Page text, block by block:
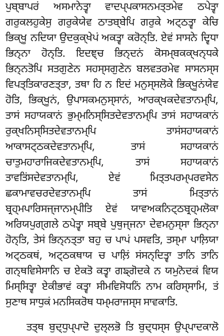
ਪੁਬ੍ਬਾਪਰਂ ਅਸਮਾਨੇਤ੍ਵਾ ਵਾਦਪ੍ਪਕਾਸਨਮਤ੍ਤਮੇਵ ਠਪੇਤ੍ਵਾ
ਗਰੁਕਲਹੁਕੇਸੁ ਗਰੁਕੇਯੇਵ ਠਾਤਬ੍ਬੇਪਿ ਗਰੁਕੇ ਅਟ੍ਠਤ੍ਵਾ ਕੇਚਿ
ਭਿਕ੍ਖੂ ਨਦਿਯਾ ਉਦਕੁਕ੍ਖੇਪਂ ਅਕਤ੍ਵਾ ਕਰੋਨ੍ਤਿ. ਏਵਂ ਸਾਸਨੇ ਦ੍ਵਿਧਾ
ਭਿਨ੍ਨਾ ਹੋਨ੍ਤਿ. ਇਦਞ੍ਚ ਭਿਨ੍ਦਨਂ ਕੋਸਮ੍ਬਕਕ੍ਖਨ੍ਧਕੇ
ਭਿਨ੍ਨਤੋਪਿ ਸਤਗੁਣੇਨ ਸਹਸ੍ਸਗੁਣੇਨ ਬਲਵਤਰਮੇਵ ਸਾਸਨਸ੍ਸ
ਵਿਪਤ੍ਤਿਕਾਰਣਤ੍ਤਾ, ਤਥਾ ਹਿ ਨ ਇਦਂ ਮਨੁਸ੍ਸਲੋਕੇ ਭਿਕ੍ਖੂਨਂਯੇਵ
ਹੋਤਿ, ਭਿਕ੍ਖੂਨਂ, ਉਪਾਸਕਮਨੁਸ੍ਸਾਨਂ, ਆਰਕ੍ਖਕਦੇਵਤਾਨਮ੍ਪਿ,
ਤਾਸਂ ਸਹਾਯਕਾਨਂ ਭੁਮ੍ਮਨਿਸ੍ਸਿਤਦੇਵਤਾਨਮ੍ਪਿ ਤਾਸਂ ਸਹਾਯਕਾਨਂ
ਰੁਕ੍ਖਨਿਸ੍ਸਿਤਦੇਵਤਾਨਮ੍ਪਿ ਤਾਸਂਸਹਾਯਕਾਨਂ
ਆਕਾਸਟ੍ਠਕਦੇਵਤਾਨਮ੍ਪਿ, ਤਾਸਂ ਸਹਾਯਕਾਨਂ
ਚਾਤੁਮਹਾਰਾਜਿਕਦੇਵਤਾਨਮ੍ਪਿ, ਤਾਸਂ ਸਹਾਯਕਾਨਂ
ਤਾਵਤਿਂਸਦੇਵਤਾਨਮ੍ਪਿ, ਏਵਂ ਮਿਤ੍ਤਪਰਮ੍ਪਰਵਸੇਨ
ਛਕਾਮਾਵਚਰਦੇਵਤਾਨਮ੍ਪਿ ਤਾਸਂ ਮਿਤ੍ਤਾਨਂ
ਬ੍ਰਹ੍ਮਪਾਰਿਸਜ੍ਜਾਨਮ੍ਪੀਤਿ ਏਵਂ ਯਾਵਅਕਨਿਟ੍ਠਬ੍ਰਹ੍ਮਲੋਕਾ
ਅਰਿਯਪੁਗ੍ਗਲੇ ਠਪੇਤ੍ਵਾ ਸਬ੍ਬੇ ਪੁਥੁਜ੍ਜਨਾ ਦੇਵਮਨੁਸ੍ਸਾ ਭਿਨ੍ਨਾ
ਹੋਨ੍ਤਿ, ਤੇਸਂ ਭਿਨ੍ਨਤ੍ਤਾ ਬਹੁ ਚ ਪਾਪਂ ਪਸਵਤਿ, ਤਸ੍ਮਾ ਪਾਲ਼ਿਯਾ
ਅਟ੍ਠਕਥਂ, ਅਟ੍ਠਕਥਾਯ ਚ ਪਾਲ਼ਿਂ ਸਂਸਨ੍ਦਿਤ੍ਵਾ ਤਾਨਿ ਤਾਨਿ
ਗਨ੍ਥਵਿਸੇਸਾਨਿ ਚ ਏਕਤੋ ਕਤ੍ਵਾ ਗਙ੍ਗੋਦਕੇ ਨ ਯਮੁਨੋਦਕਂ ਵਿਯ
ਮਿਸ੍ਸਿਤ੍ਵਾ ਏਕੀਭਾਵਂ ਕਤ੍ਵਾ ਸੀਮਵਿਸੋਧਨਿਂ ਨਾਮ ਕਰਿਸ੍ਸਾਮਿ, ਤਂ
ਸੁਣਾਥ ਸਾਧੁਕਂ ਮਨਸਿਕਰੋਥ ਧਮ੍ਮਰਾਜਸ੍ਸ ਸਾਵਕਾਤਿ.
ਤਤ੍ਥ ਬੁਦ੍ਧੁਪ੍ਪਾਦੋ ਦੁਲ੍ਲਭੋ ਤਿ ਬੁਦ੍ਧਸ੍ਸ ਉਪ੍ਪਾਦਕਾਲੋ